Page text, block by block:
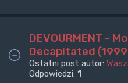
DEVOURMENT -
Decapitated
Ostatni post autor:
Odpowiedzi: 1